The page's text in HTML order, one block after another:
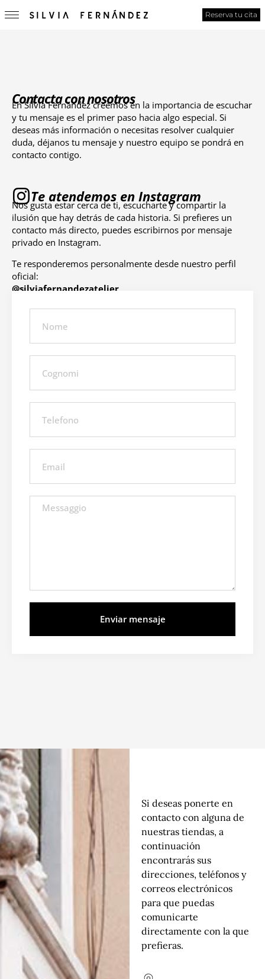
Reserva tu cita
Contacta con nosotros
En Silvia Fernández creemos en la importancia de escuchar
y tu mensaje es el primer paso hacia algo especial. Si
deseas más información o necesitas resolver cualquier
duda, déjanos tu mensaje y nuestro equipo se pondrá en
contacto contigo.
Te atendemos en Instagram
Nos gusta estar cerca de ti, escucharte y compartir la
ilusión que hay detrás de cada historia. Si prefieres un
contacto más directo, puedes escribirnos por mensaje
privado en Instagram.
Te responderemos personalmente desde nuestro perfil
oficial:
@silviafernandezatelier
Enviar mensaje
Si deseas ponerte en
contacto con alguna de
nuestras tiendas, a
continuación
encontrarás sus
direcciones, teléfonos y
correos electrónicos
para que puedas
comunicarte
directamente con la que
prefieras.